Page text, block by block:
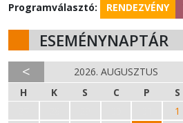
Programválasztó: RENDEZVÉNY
ESEMÉNYNAPTÁR
< 2026. AUGUSZTUS
H K S C P S
1